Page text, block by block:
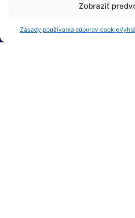
Zobraziť
Zásady používania súborov cookie